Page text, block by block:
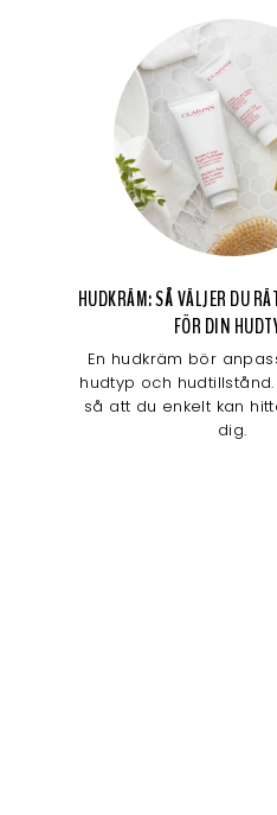
HUDKRÄM: SÅ VÄLJER DU
FÖR DIN
En hudkräm bör
hudtyp och
så att du enkelt kan
dig.